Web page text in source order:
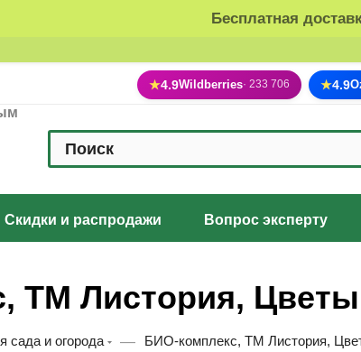
Бесплатная
★4.9Wildberries· 233 706 ★4.9
Скидки и распродажи Вопрос эксперту
ТМ Листория, Цветы
сада и огорода — БИО-комплекс, ТМ Листория,